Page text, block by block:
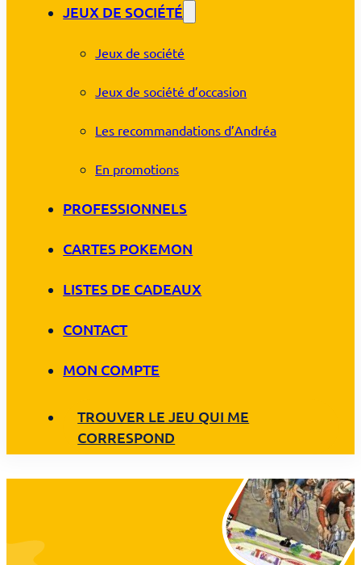
JEUX DE SOCIÉTÉ
Jeux de société
Jeux de société d’occasion
Les recommandations d’Andréa
En promotions
PROFESSIONNELS
CARTES POKEMON
LISTES DE CADEAUX
CONTACT
MON COMPTE
TROUVER LE JEU QUI ME
CORRESPOND